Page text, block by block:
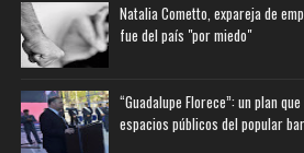
Natalia Cometto, expareja de
fue del país "por miedo"
“Guadalupe Florece”: un plan
espacios públicos del popular